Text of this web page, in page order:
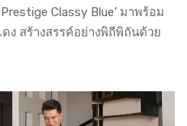
Classy Blue’ มาพร้อม
ง สร้างสรรค์อย่างพิถีพิถันด้วย